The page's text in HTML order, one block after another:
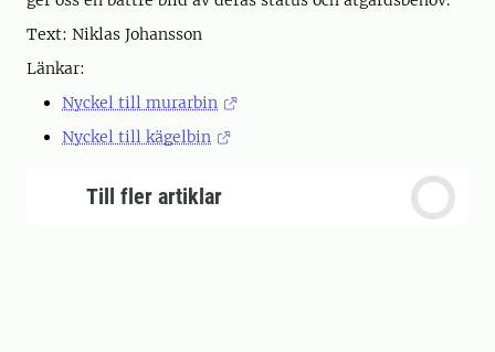
Text: Niklas Johansson
Länkar:
Nyckel till murarbin
Nyckel till kägelbin
Till fler artiklar